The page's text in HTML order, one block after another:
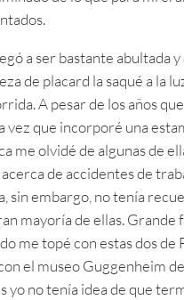
a ser bastante abultada y
de placard la saqué a la
A pesar de los años
vez que incorporé una
me olvidé de algunas de
de accidentes de
sin embargo, no tenía
mayoría de ellas. Grande
me topé con estas dos de
el museo Guggenheim
yo no tenía idea de que